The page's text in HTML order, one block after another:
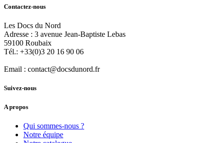
Contactez-nous
Les Docs du Nord
Adresse : 3 avenue Jean-Baptiste Lebas
59100 Roubaix
Tél.: +33(0)3 20 16 90 06
Email : contact@docsdunord.fr
Suivez-nous
A propos
Qui sommes-nous ?
Notre équipe